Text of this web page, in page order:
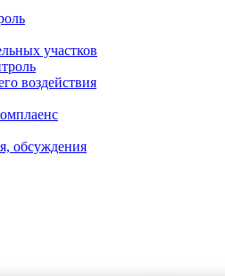
участков
воздействия
обсуждения